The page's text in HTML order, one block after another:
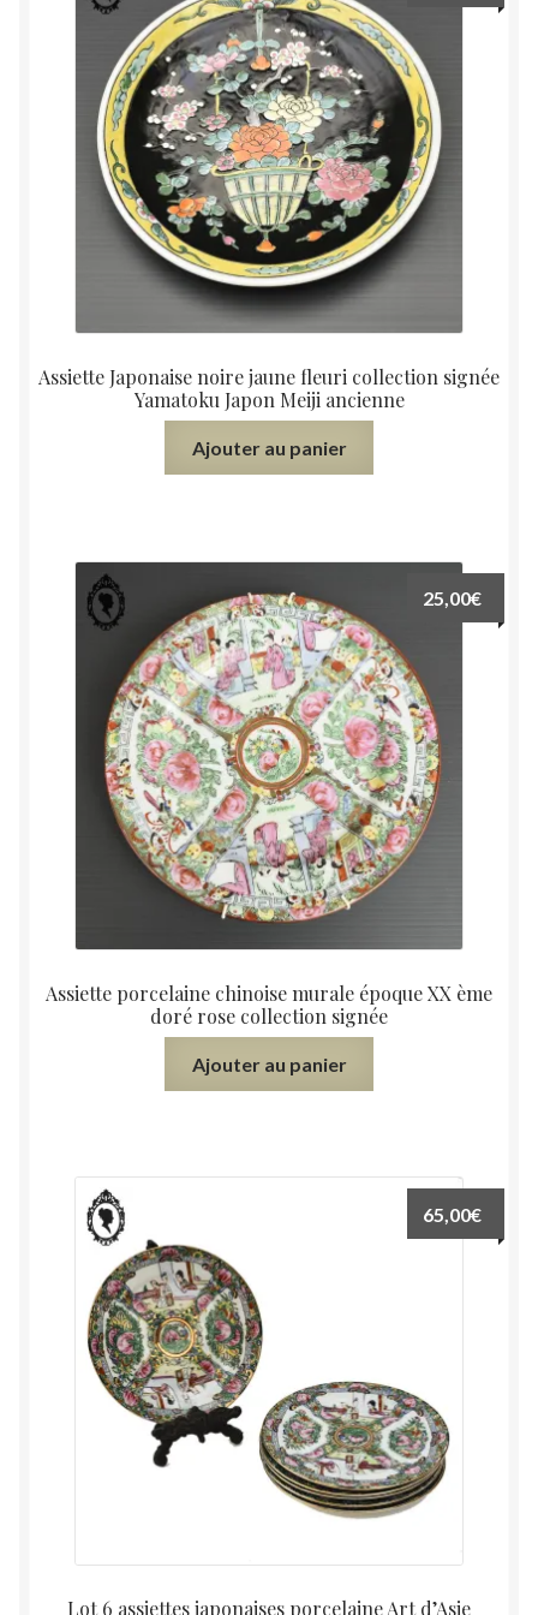
Assiette Japonaise noire jaune fleuri collection signée
Yamatoku Japon Meiji ancienne
Ajouter au panier
Assiette porcelaine chinoise murale époque XX ème
doré rose collection signée
25,00€
Ajouter au panier
Lot 6 assiettes japonaises porcelaine Art d’Asie
65,00€